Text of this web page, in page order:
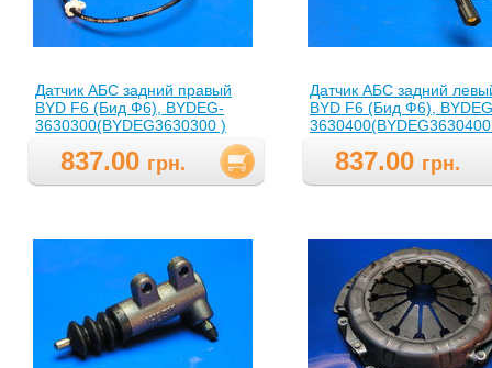
Датчик АБС задний правый
BYD F6 (Бид Ф6), BYDEG-
3630300(BYDEG3630300 )
837.00 грн.
Датчик АБС задний
BYD F6 (Бид Ф6),
837.00 грн.